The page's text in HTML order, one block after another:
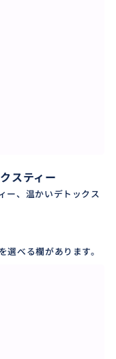
追加できます。
トとして活躍し
スティー
ー、温かいデトックス
選べる欄があります。